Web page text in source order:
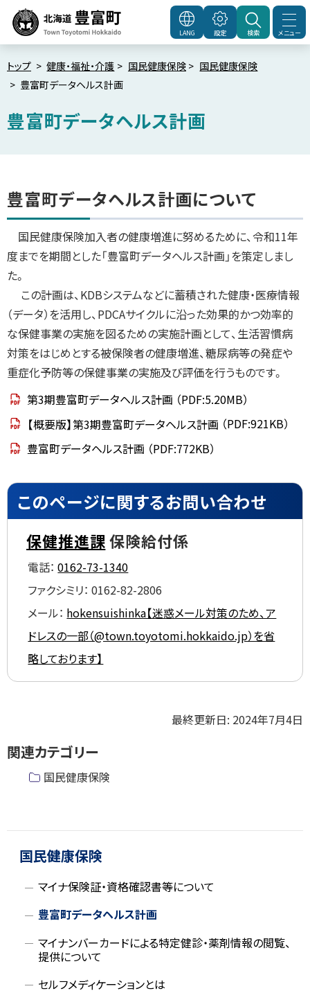
へ
メ
ー
北海道豊富町Town
メニュー
LANG 設定 検索
トップ 健康・福祉・介護 国民健康保険
国民健康保険
豊富町データヘルス計画
豊富町データヘルス計画
目
次
豊
デ
ー
タ
ヘ
ス
計
画
に
つ
い
て
こ
ペ
ジ
に
す
る
豊富町データヘルス計画について
国民健康保険加入者の健康増進に努めるために、令和11年
度までを期間とした「豊富町データヘルス計画」を策定しまし
た。
この計画は、KDBシステムなどに蓄積された健康・医療情報
（データ）を活用し、PDCAサイクルに沿った効果的かつ効率的
な保健事業の実施を図るための実施計画として、生活習慣病
対策をはじめとする被保険者の健康増進、糖尿病等の発症や
重症化予防等の保健事業の実施及び評価を行うものです。
第3期豊富町データヘルス計画 （PDF:5.20MB）
【概要版】第3期豊富町データヘルス計画 （PDF:921KB）
豊富町データヘルス計画 （PDF:772KB）
ト このページに関するお問い合わせ
保健推進課保険給付係
電話： 0162-73-1340
ファクシミリ： 0162-82-2806
メール： hokensuishinka【迷惑メール対策のため、ア
ドレスの一部（@town.toyotomi.hokkaido.jp）を省
略しております】
プ
最終更新日: 2024年7月4日
関連カテゴリー
国民健康保険
ッ
国民健康保険
マイナ保険証・資格確認書等について
豊富町データヘルス計画
マイナンバーカードによる特定健診・薬剤情報の閲覧、
提供について
セルフメディケーションとは